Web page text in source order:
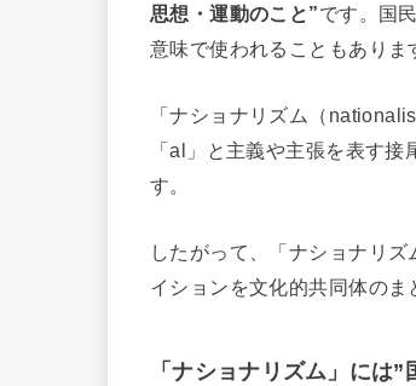
思想・運動のこと”です。国
意味で使われることもありま
「ナショナリズム（
「al」と主義や主張を表す
す。
したがって、「ナショナリ
イションを文化的共同体のま
「ナショナリズム」には